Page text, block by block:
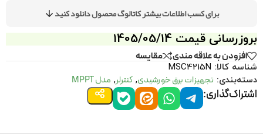
برای کسب اطلاعات بیشتر کاتالوگ محصول دانلود کنید
بروزرسانی قیمت 1405/05/14
افزودن به علاقه مندی مقايسه
شناسه کالا: MSC4215N
دسته‌بندی: تجهیزات برق خورشیدی, کنترلر, مدل MPPT
اشتراک‌گذاری: